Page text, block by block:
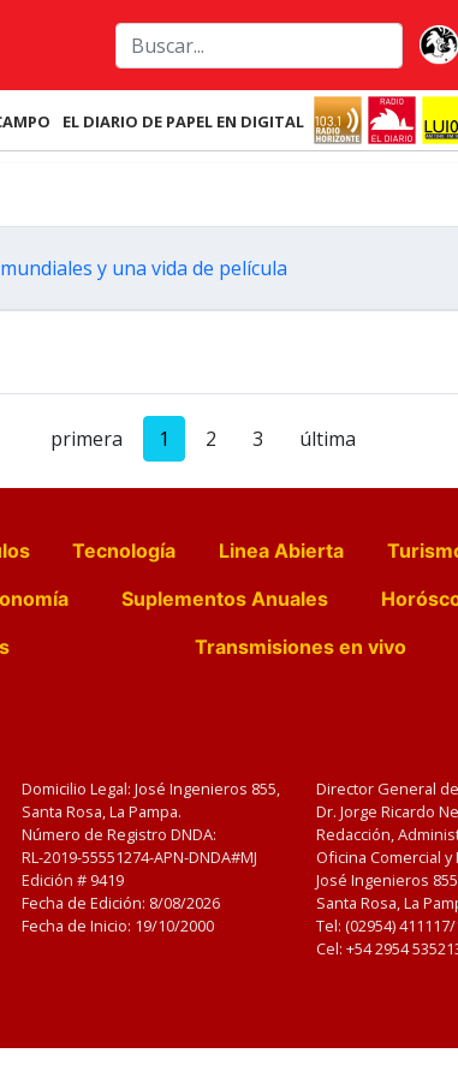
EL DIARIO DE PAPEL EN DIGITAL
y una vida de película
primera 1 2 3 última
Tecnología Linea Abierta
Suplementos Anuales
Transmisiones en vivo
Domicilio Legal: José Ingenieros 855,
Santa Rosa, La Pampa.
Número de Registro DNDA:
RL-2019-55551274-APN-DNDA#MJ
Edición # 9419
Fecha de Edición: 8/08/2026
Fecha de Inicio: 19/10/2000
Director General
Dr. Jorge Ricardo
Redacción,
Oficina Comercial
José Ingenieros
Santa Rosa, La
Tel: (02954)
Cel: +54 2954